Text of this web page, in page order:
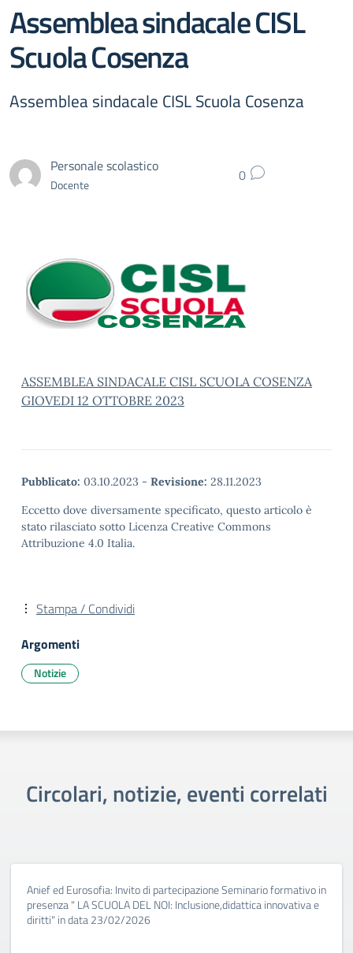
Assemblea sindacale CISL
Scuola Cosenza
Assemblea sindacale CISL Scuola Cosenza
Personale scolastico
Docente 0
ASSEMBLEA SINDACALE CISL SCUOLA COSENZA
GIOVEDI 12 OTTOBRE 2023
Pubblicato: 03.10.2023 - Revisione: 28.11.2023
Eccetto dove diversamente specificato, questo articolo è
stato rilasciato sotto Licenza Creative Commons
Attribuzione 4.0 Italia.
Stampa / Condividi
Argomenti
Notizie
Circolari, notizie, eventi correlati
Anief ed Eurosofia: Invito di partecipazione Seminario formativo in
presenza " LA SCUOLA DEL NOI: Inclusione,didattica innovativa e
diritti" in data 23/02/2026